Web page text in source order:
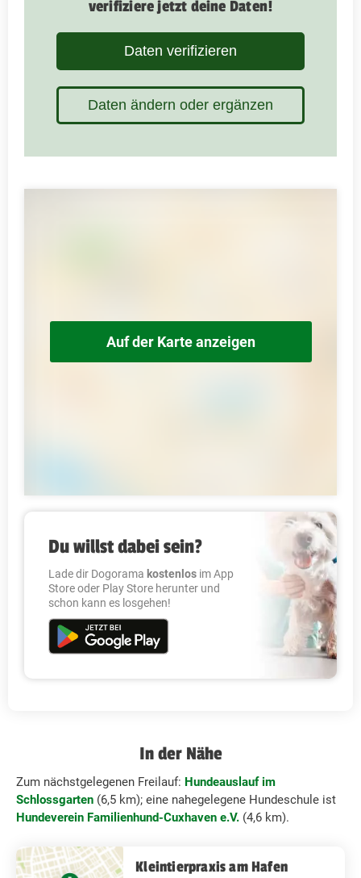
verifiziere jetzt deine Daten!
Daten verifizieren
Daten ändern oder ergänzen
Auf der Karte anzeigen
Du willst dabei sein?
Lade dir Dogorama kostenlos im App
Store oder Play Store herunter und
schon kann es losgehen!
In der Nähe
Zum nächstgelegenen Freilauf: Hundeauslauf im
Schlossgarten (6,5 km); eine nahegelegene Hundeschule ist
Hundeverein Familienhund-Cuxhaven e.V. (4,6 km).
Kleintierpraxis am Hafen